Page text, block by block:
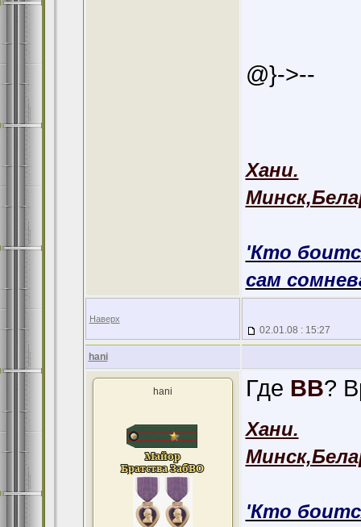
@}->--
Хани.
'Кто
сам
Наверх
02.01.08 : 15:27
hani
hani Где ВВ?
Хани.
'Кто